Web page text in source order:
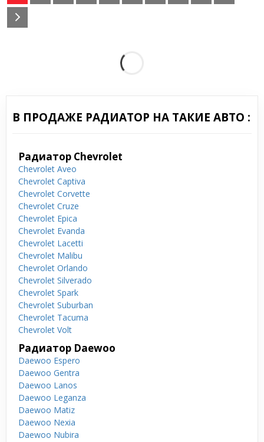
В ПРОДАЖЕ РАДИАТОР НА ТАКИЕ АВТО :
Радиатор Chevrolet
Chevrolet Aveo
Chevrolet Captiva
Chevrolet Corvette
Chevrolet Cruze
Chevrolet Epica
Chevrolet Evanda
Chevrolet Lacetti
Chevrolet Malibu
Chevrolet Orlando
Chevrolet Silverado
Chevrolet Spark
Chevrolet Suburban
Chevrolet Tacuma
Chevrolet Volt
Радиатор Daewoo
Daewoo Espero
Daewoo Gentra
Daewoo Lanos
Daewoo Leganza
Daewoo Matiz
Daewoo Nexia
Daewoo Nubira